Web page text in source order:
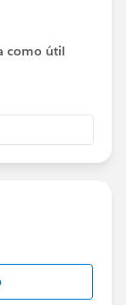
como útil